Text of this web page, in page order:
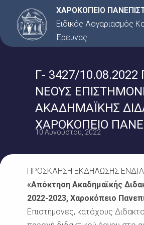
Μετάβαση
περιεχόμενο
ΧΑΡΟΚΟΠΕΙΟ
Ειδικός Λογαριασμός
Έρευνας
Γ- 3427/
ΝΕΟΥΣ
ΑΚΑΔΗΜΑΪΚΗΣ
ΧΑΡΟΚΟΠΕΙΟ
10 Αυγούστου, 2022
ΠΡΟΣΚΛΗΣΗ ΕΚΔΗΛΩΣΗΣ
«Απόκτηση Ακαδημαϊκής
2022-2023, Χαροκόπειο
Επιστήμονες, κατόχους